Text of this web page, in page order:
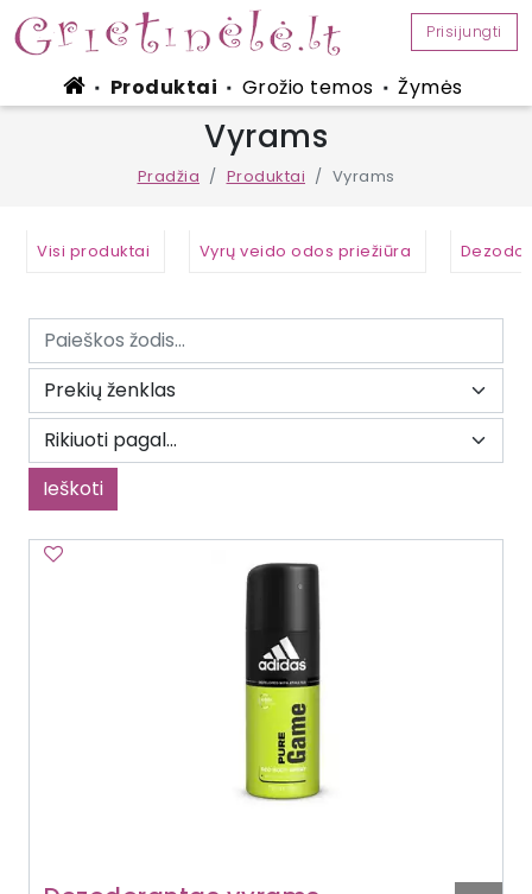
Prisijungti
■ Produktai ■ Grožio temos ■ Žymės
Vyrams
Pradžia Produktai Vyrams
Visi produktai Vyrų veido odos priežiūra
Ieškoti